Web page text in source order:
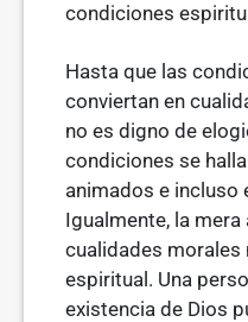
condiciones
Hasta que las
conviertan en
no es digno de
condiciones se
animados e incluso
Igualmente, la
cualidades morales
espiritual. Una
existencia de Dios